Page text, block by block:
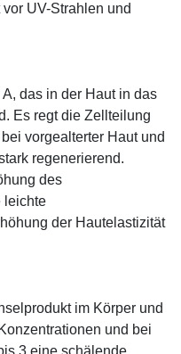
UV-Strahlen und
das in der Haut in das
Es regt die Zellteilung
vorgealterter Haut und
regenerierend.
des
leichte
der Hautelastizität
im Körper und
und bei